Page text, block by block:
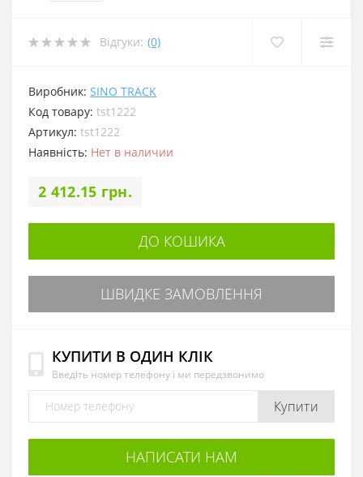
Відгуки: (0)
Виробник: SINO TRACK
Код товару: tst1222
Артикул: tst1222
Наявність: Нет в наличии
2 412.15 грн.
ДО КОШИКА
ШВИДКЕ ЗАМОВЛЕННЯ
КУПИТИ В ОДИН КЛІК
Введіть номер телефону і ми передзвонимо
Купити
НАПИСАТИ НАМ